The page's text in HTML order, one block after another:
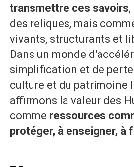
transmettre ces savoirs
des reliques, mais
vivants, structurants et
Dans un monde
simplification et de
culture et du patrimoine
affirmons la valeur des
comme ressources
protéger, à enseigner, à